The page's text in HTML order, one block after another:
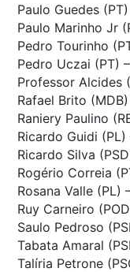
Paulo Guedes
Paulo Marinho Jr
Pedro Tourinho
Pedro Uczai (PT)
Professor Alcides
Rafael Brito
Raniery Paulino
Ricardo Guidi (PL)
Ricardo Silva
Rogério Correia
Rosana Valle (PL)
Ruy Carneiro
Saulo Pedroso
Tabata Amaral
Talíria Petrone